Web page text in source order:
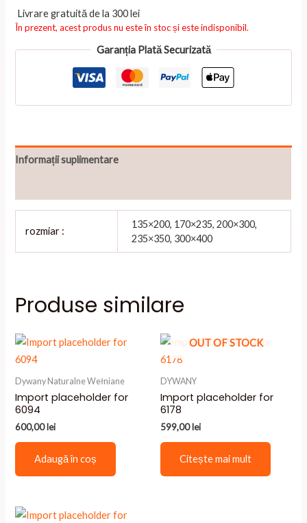
Livrare gratuită de la 300 lei
În prezent, acest produs nu este în stoc și este indisponibil.
Garanția Plată Securizată
Informații suplimentare
rozmiar :
135×200, 170×235, 200×300,
235×350, 300×400
Produse similare
Dywany Naturalne Wełniane
Import placeholder for
6094
600,00lei
Adaugă în coș
OUT OF STOCK
DYWANY
Import placeholder for
6178
599,00lei
Citește mai mult